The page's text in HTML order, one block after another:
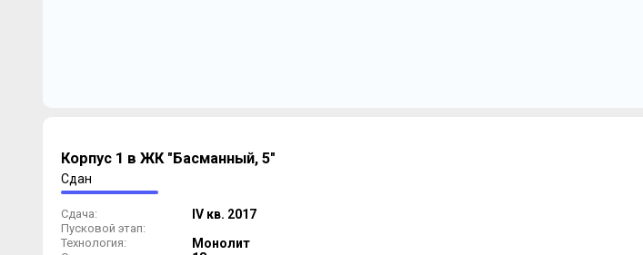
Корпус 1 в ЖК "Басманный, 5"
Сдан
Сдача: IV кв. 2017
Пусковой этап:
Технология:
Монолит